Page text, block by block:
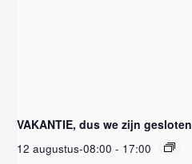
VAKANTIE, dus we zijn gesloten
12 augustus-08:00 - 17:00